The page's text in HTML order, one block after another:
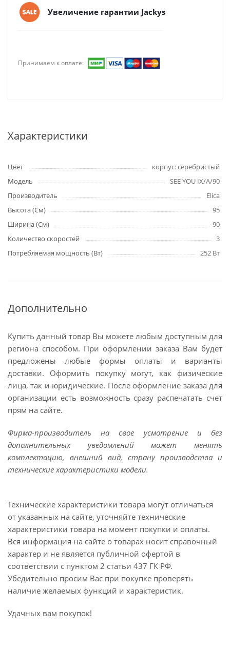
Увеличение гарантии Jackys
Принимаем к оплате:
Характеристики
Цвет
корпус: серебристый
Модель
SEE YOU IX/A/90
Производитель
Elica
Высота (См)
95
Ширина (См)
90
Количество скоростей
3
Потребляемая мощность (Вт)
252 Вт
Дополнительно
Купить данный товар Вы можете любым доступным для
региона способом. При оформлении заказа Вам будет
предложены любые формы оплаты и варианты
доставки. Оформить покупку могут, как физические
лица, так и юридические. После оформление заказа для
организации есть возможность сразу распечатать счет
прям на сайте.
Фирма-производитель на свое усмотрение и без
дополнительных уведомлений может менять
комплектацию, внешний вид, страну производства и
технические характеристики модели.
Технические характеристики товара могут отличаться
от указанных на сайте, уточняйте технические
характеристики товара на момент покупки и оплаты.
Вся информация на сайте о товарах носит справочный
характер и не является публичной офертой в
соответствии с пунктом 2 статьи 437 ГК РФ.
Убедительно просим Вас при покупке проверять
наличие желаемых функций и характеристик.
Удачных вам покупок!